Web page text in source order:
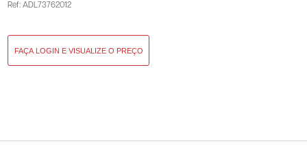
ADL73762012
Ref: ADL73762012